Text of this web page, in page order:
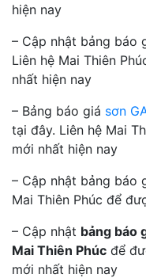
hiện nay
– Cập nhật bảng báo
Liên hệ Mai Thiên
nhất hiện nay
– Bảng báo giá sơn
tại đây. Liên hệ Mai
mới nhất hiện nay
– Cập nhật bảng báo
Mai Thiên Phúc để
– Cập nhật bảng báo
Mai Thiên Phúc để
mới nhất hiện nay